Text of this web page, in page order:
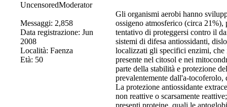
UncensoredModerator
Messaggi: 2,858
Data registrazione: Jun
2008
Località: Faenza
Età: 50
Gli organismi aerobi hanno
ossigeno atmosferico (circa
tentativo di proteggersi contro il
sistemi di difesa antiossidanti,
localizzati gli specifici enzimi, che
presente nel citosol e nei
parte della stabilità e protezione
prevalentemente dall'a-tocoferolo,
La protezione antiossidante
non reattive o scarsamente
presenti proteine, quali le